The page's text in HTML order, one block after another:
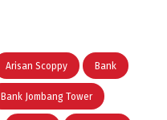
Arisan Scoppy Bank
Bank Jombang Tower